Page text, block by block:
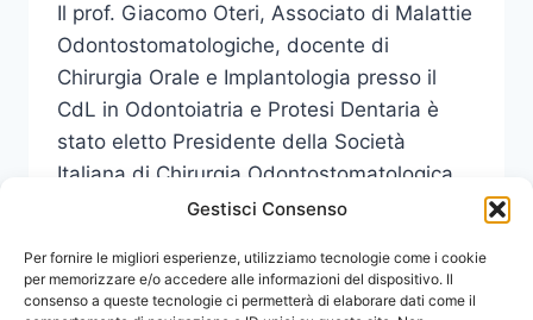
Gestisci Consenso
Per fornire le migliori esperienze, utilizziamo tecnologie come i cookie
per memorizzare e/o accedere alle informazioni del dispositivo. Il
consenso a queste tecnologie ci permetterà di elaborare dati come il
Il prof. Giacomo Oteri, Associato di Malattie
Odontostomatologiche, docente di
Chirurgia Orale e Implantologia presso il
CdL in Odontoiatria e Protesi Dentaria è
stato eletto Presidente della Società
Italiana di Chirurgia Odontostomatologica,
SIdCO, per il biennio 2018-2019.
LEGGI DI PIÙDOCENTE
UNIME
ELETTO